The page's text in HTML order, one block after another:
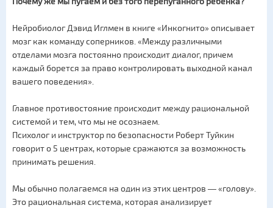
Нейробиолог Дэвид Иглмен в книге «Инкогнито» описывает
мозг как команду соперников. «Между различными
отделами мозга постоянно происходит диалог, причем
каждый борется за право контролировать выходной канал
вашего поведения».
Главное противостояние происходит между рациональной
системой и тем, что мы не осознаем.
Психолог и инструктор по безопасности Роберт Туйкин
говорит о 5 центрах, которые сражаются за возможность
принимать решения.
Мы обычно полагаемся на один из этих центров ― «голову».
Это рациональная система, которая анализирует